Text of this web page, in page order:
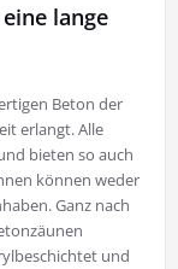
lange
Beton der
erlangt. Alle
bieten so auch
können weder
Ganz nach
und